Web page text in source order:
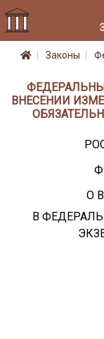
Законы
ВНЕСЕНИИ
О
В